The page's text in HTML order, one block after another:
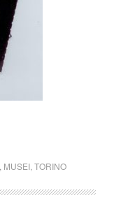
MUSEI, TORINO